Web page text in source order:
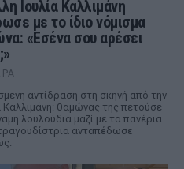
Ιουλία Καλλιμάνη
με το ίδιο νόμισμα
«Εσένα σου αρέσει
αντίδραση στη σκηνή από την
Καλλιμάνη: θαμώνας της πετούσε
λουλούδια μαζί με τα πανέρια
ανταπέδωσε